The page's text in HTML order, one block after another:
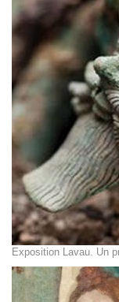
Exposition Lavau. Un